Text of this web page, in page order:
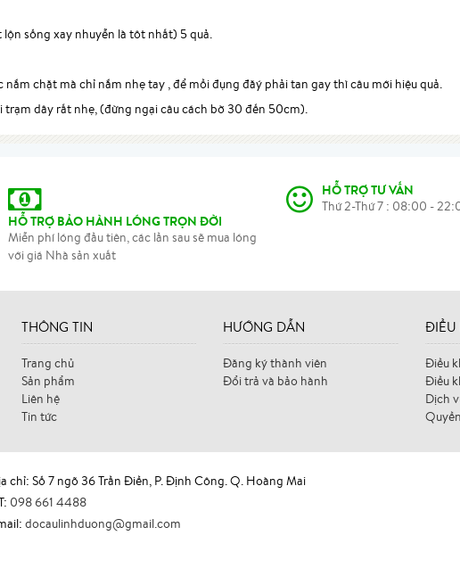
sống xay nhuyễn là tôt nhất) 5 quả.
chặt mà chỉ nắm nhẹ tay , để mồi đụng đăý phải tan gay thì câu mới hiệu quả.
dây rất nhẹ, (đừng ngại câu cách bờ 30 đến 50cm).
HỖ TRỢ BẢO HÀNH LÓNG TRỌN ĐỜI
Miễn phí lóng đầu tiên, các lần sau sẽ mua lóng
với giá Nhà sản xuất
HỖ TRỢ TƯ VẤN
Thứ 2-Thứ 7 : 08:00 -
THÔNG TIN
Trang chủ
Sản phẩm
Liên hệ
Tin tức
HƯỚNG DẪN
Đăng ký thành viên
Đổi trả và bảo hành
ĐIỀU
Điều
Điều
Dịch
chỉ: Số 7 ngõ 36 Trần Điền, P. Định Công. Q. Hoàng Mai
098 661 4488
docaulinhduong@gmail.com